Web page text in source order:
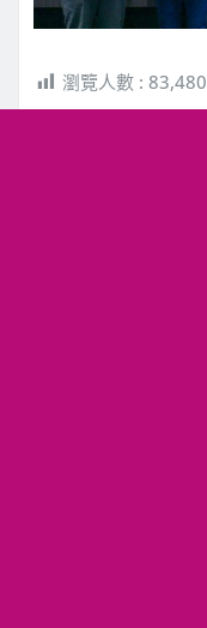
瀏覽人數 : 83,480